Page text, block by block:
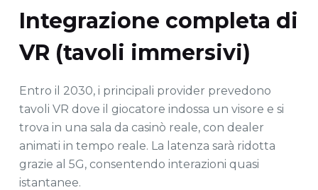
Integrazione completa di
VR (tavoli immersivi)
Entro il 2030, i principali provider prevedono
tavoli VR dove il giocatore indossa un visore e si
trova in una sala da casinò reale, con dealer
animati in tempo reale. La latenza sarà ridotta
grazie al 5G, consentendo interazioni quasi
istantanee.